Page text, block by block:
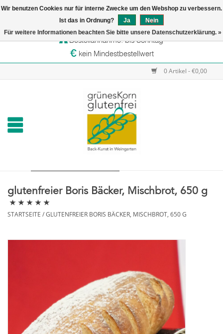
Versandtage: Dienstag & Mittwoch
Bestellannahme: bis Sonntag
kein Mindestbestellwert
0 Artikel - €0,00
Startseite
Online-Shop
glutenfreier Boris Bäcker, Mischbrot, 650 g
STARTSEITE /GLUTENFREIER BORIS BÄCKER, MISCHBROT, 650 G
Wir benutzen Cookies nur für interne Zwecke um den Webshop zu verbessern.
Ist das in Ordnung?
Ja
Nein
Für weitere Informationen beachten Sie bitte unsere Datenschutzerklärung. »